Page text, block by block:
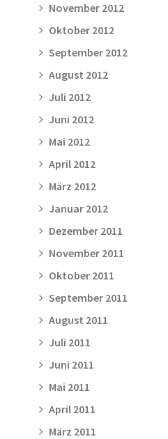
November 2012
Oktober 2012
September 2012
August 2012
Juli 2012
Juni 2012
Mai 2012
April 2012
März 2012
Januar 2012
Dezember 2011
November 2011
Oktober 2011
September 2011
August 2011
Juli 2011
Juni 2011
Mai 2011
April 2011
März 2011